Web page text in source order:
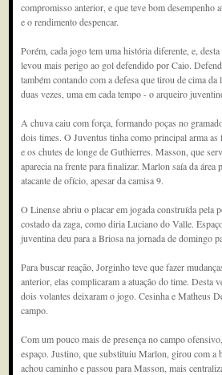
compromisso anterior, e que teve bom desempenho
e o rendimento despencar.
Porém, cada jogo tem uma história diferente, e,
levou mais perigo ao gol defendido por Caio.
também contando com a defesa que tirou de cima
duas vezes, uma em cada tempo - o arqueiro
A chuva caiu com força, formando poças no
dois times. O Juventus tinha como principal arma
e os chutes de longe de Guthierres. Masson, que
aparecia na frente para finalizar. Marlon saía da área
atacante de ofício, apesar da camisa 9.
O Linense abriu o placar em jogada construída pela
costado da zaga, como diria Luciano do Valle.
juventina deu para a Briosa na jornada de domingo
Para buscar reação, Jorginho teve que fazer
anterior, elas complicaram a atuação do time. Desta
dois volantes deixaram o jogo. Cesinha e Matheus
campo.
Com um pouco mais de presença no campo
espaço. Justino, que substituiu Marlon, girou com a
achou caminho e passou para Masson, mais